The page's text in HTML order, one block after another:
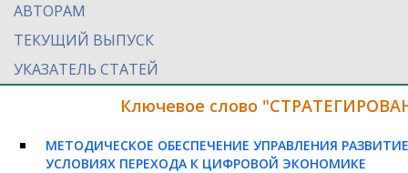
АВТОРАМ
ТЕКУЩИЙ ВЫПУСК
УКАЗАТЕЛЬ СТАТЕЙ
Ключевое слово
МЕТОДИЧЕСКОЕ ОБЕСПЕЧЕНИЕ УПРАВЛЕНИЯ
УСЛОВИЯХ ПЕРЕХОДА К ЦИФРОВОЙ ЭКОНОМИКЕ